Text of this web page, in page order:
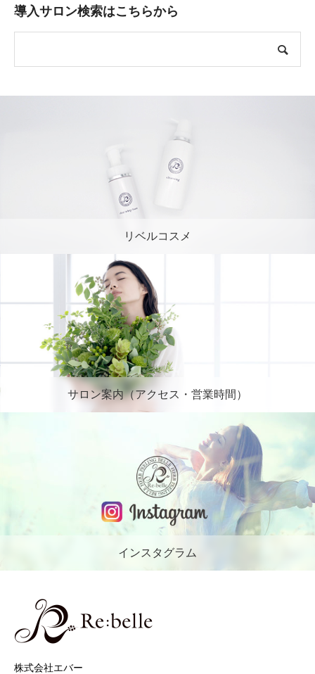
導入サロン検索はこちらから
リベルコスメ
サロン案内（アクセス・営業時間）
インスタグラム
株式会社エバー